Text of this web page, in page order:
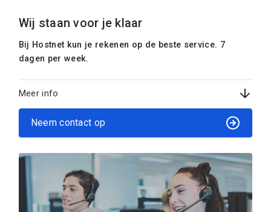
Wij staan voor je klaar
Bij Hostnet kun je rekenen op de beste service. 7
dagen per week.
Meer info
Neem contact op